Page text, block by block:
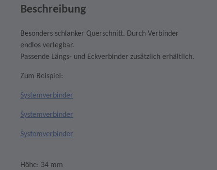
Beschreibung
Besonders schlanker Querschnitt. Durch Verbinder
endlos verlegbar.
Passende Längs- und Eckverbinder zusätzlich erhältlich.
Zum Beispiel:
Systemverbinder
Systemverbinder
Systemverbinder
Höhe: 34 mm